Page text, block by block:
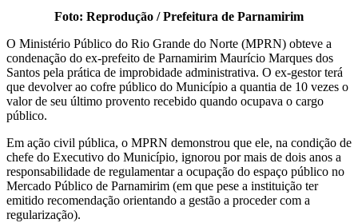
Foto: Reprodução / Prefeitura de Parnamirim
O Ministério Público do Rio Grande do Norte (MPRN) obteve a
condenação do ex-prefeito de Parnamirim Maurício Marques dos
Santos pela prática de improbidade administrativa. O ex-gestor terá
que devolver ao cofre público do Município a quantia de 10 vezes o
valor de seu último provento recebido quando ocupava o cargo
público.
Em ação civil pública, o MPRN demonstrou que ele, na condição de
chefe do Executivo do Município, ignorou por mais de dois anos a
responsabilidade de regulamentar a ocupação do espaço público no
Mercado Público de Parnamirim (em que pese a instituição ter
emitido recomendação orientando a gestão a proceder com a
regularização).